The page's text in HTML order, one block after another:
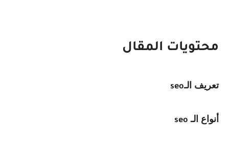
محتويات المقال
تعريف الـseo
أنواع الـ seo